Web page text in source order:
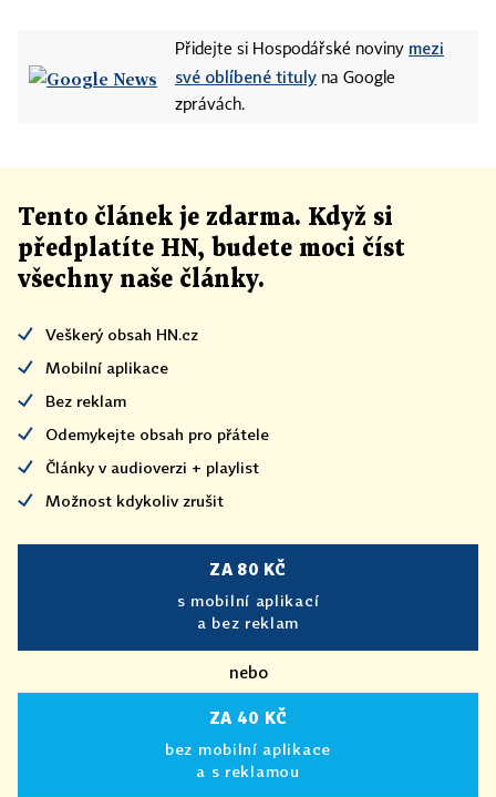
Přidejte si Hospodářské noviny mezi
své oblíbené tituly na Google
zprávách.
Tento článek je zdarma. Když si
předplatíte HN, budete moci číst
všechny naše články.
Veškerý obsah HN.cz
Mobilní aplikace
Bez reklam
Odemykejte obsah pro přátele
Články v audioverzi + playlist
Možnost kdykoliv zrušit
ZA 80 KČ
s mobilní aplikací
a bez reklam
nebo
ZA 40 KČ
bez mobilní aplikace
a s reklamou